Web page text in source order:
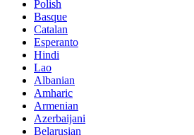
Polish
Basque
Catalan
Esperanto
Hindi
Lao
Albanian
Amharic
Armenian
Azerbaijani
Belarusian